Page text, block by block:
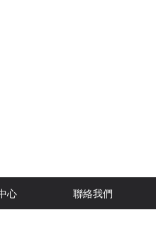
心 聯絡我們